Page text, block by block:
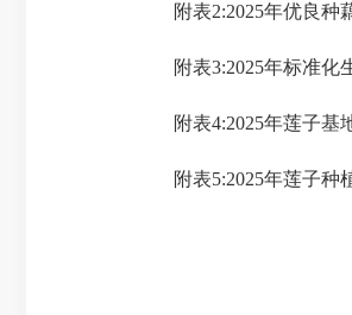
附表2:2025年优良种
附表3:2025年标准化
附表4:2025年莲子基
附表5:2025年莲子种